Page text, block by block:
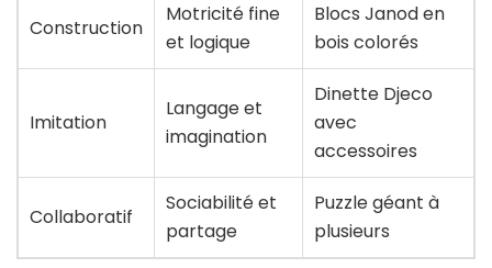
Construction
Motricité fine
et logique
Blocs Janod en
bois colorés
Imitation
Langage et
imagination
Dinette Djeco
avec
accessoires
Collaboratif
Sociabilité et
partage
Puzzle géant à
plusieurs